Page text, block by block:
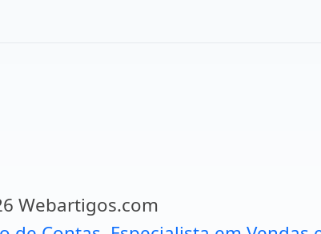
Webartigos.com